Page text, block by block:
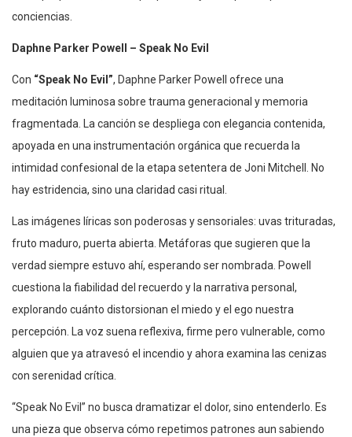
conciencias.
Daphne Parker Powell – Speak No Evil
Con “Speak No Evil”, Daphne Parker Powell ofrece una
meditación luminosa sobre trauma generacional y memoria
fragmentada. La canción se despliega con elegancia contenida,
apoyada en una instrumentación orgánica que recuerda la
intimidad confesional de la etapa setentera de Joni Mitchell. No
hay estridencia, sino una claridad casi ritual.
Las imágenes líricas son poderosas y sensoriales: uvas trituradas,
fruto maduro, puerta abierta. Metáforas que sugieren que la
verdad siempre estuvo ahí, esperando ser nombrada. Powell
cuestiona la fiabilidad del recuerdo y la narrativa personal,
explorando cuánto distorsionan el miedo y el ego nuestra
percepción. La voz suena reflexiva, firme pero vulnerable, como
alguien que ya atravesó el incendio y ahora examina las cenizas
con serenidad crítica.
“Speak No Evil” no busca dramatizar el dolor, sino entenderlo. Es
una pieza que observa cómo repetimos patrones aun sabiendo